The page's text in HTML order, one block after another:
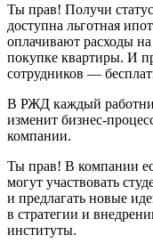
Ты прав! Получи
доступна льготная
оплачивают расходы
покупке квартиры. И
сотрудников —
В РЖД каждый
изменит бизнес-
компании.
Ты прав! В компании
могут участвовать
и предлагать новые
в стратегии и
институты.